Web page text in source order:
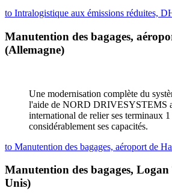
to Intralogistique aux émissions réduites,
Manutention des bagages,
(Allemagne)
Une modernisation complète du
l'aide de NORD DRIVESYSTEMS
international de relier ses terminaux
considérablement ses capacités.
to Manutention des bagages, aéroport de
Manutention des bagages, Logan
Unis)